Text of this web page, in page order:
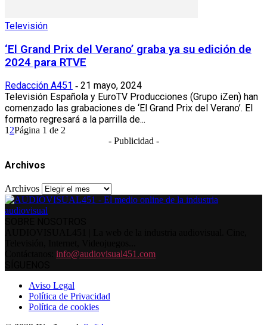
Televisión
‘El Grand Prix del Verano’ graba ya su edición de
2024 para RTVE
Redacción A451 - 21 mayo, 2024
Televisión Española y EuroTV Producciones (Grupo iZen) han
comenzado las grabaciones de ‘El Grand Prix del Verano’. El
formato regresará a la parrilla de...
1 2Página 1 de 2
- Publicidad -
Archivos
Archivos
info@audiovisual451.com
Aviso Legal
Política de Privacidad
Política de cookies